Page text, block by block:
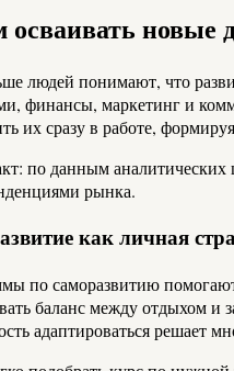
осваивать
людей понимают, что
финансы, маркетинг и
их сразу в работе,
по данным аналитических
рынка.
как личная
по саморазвитию
баланс между отдыхом и
адаптироваться решает